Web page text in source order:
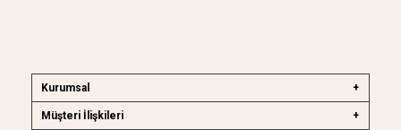
Kurumsal
Müşteri İlişkileri